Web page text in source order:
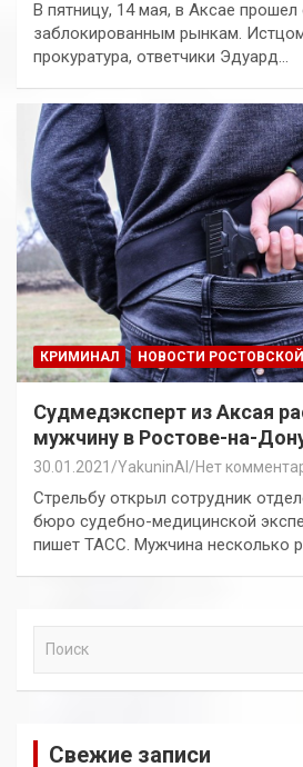
В пятницу, 14 мая, в Аксае прошел
заблокированным рынкам.
прокуратура, ответчики Эдуард…
КРИМИНАЛ НОВОСТИ
Судмедэксперт из Аксая
мужчину в Ростове-на-
30.01.2021 YakuninAI Нет
Стрельбу открыл сотрудник
бюро судебно-медицинской
пишет ТАСС. Мужчина несколько
Свежие записи